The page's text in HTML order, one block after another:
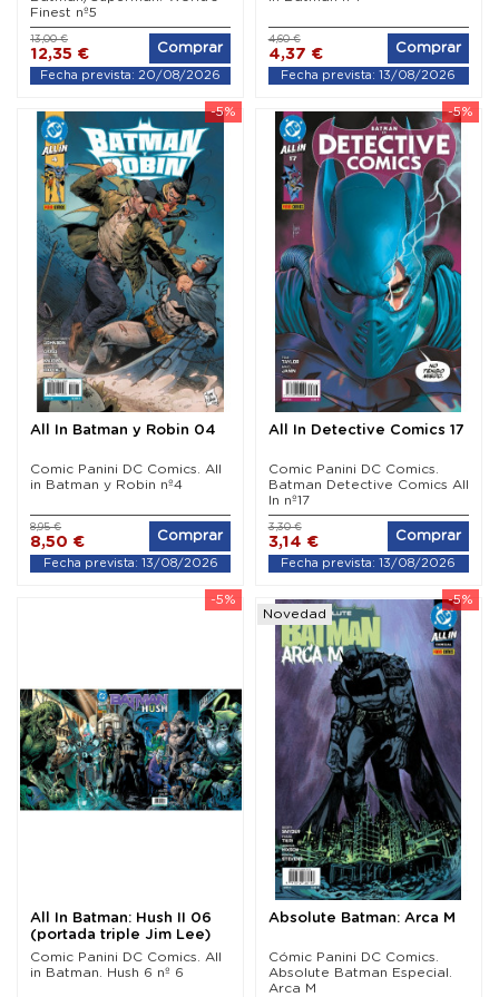
Finest nº5
12,35 €
13,00 €
Comprar
Fecha prevista: 20/08/2026
4,37 €
4,60 €
Comprar
Fecha prevista: 13/08/2026
-5%
All In Batman y Robin 04
Comic Panini DC Comics. All
in Batman y Robin nº4
8,50 €
8,95 €
Comprar
Fecha prevista: 13/08/2026
-5%
All In Detective Comics 17
Comic Panini DC Comics.
Batman Detective Comics All
In nº17
3,14 €
3,30 €
Comprar
Fecha prevista: 13/08/2026
-5%
All In Batman: Hush II 06
(portada triple Jim Lee)
Comic Panini DC Comics. All
in Batman. Hush 6 nº 6
-5%
Novedad
Absolute Batman: Arca M
Cómic Panini DC Comics.
Absolute Batman Especial.
Arca M